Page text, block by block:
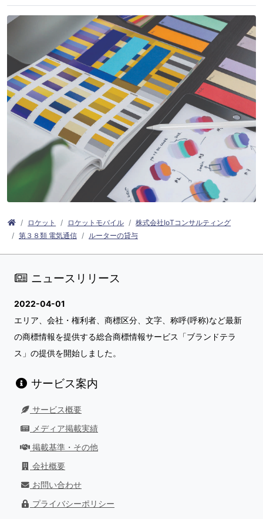
ロケット ロケットモバイル
株式会社IoTコンサルティング
第３８類 電気通信
ルーターの貸与
ニュースリリース
2022-04-01
エリア、会社・権利者、商標区分、文字、称呼(呼称)など最新
の商標情報を提供する総合商標情報サービス「ブランドテラ
ス」の提供を開始しました。
サービス案内
サービス概要
メディア掲載実績
掲載基準・その他
会社概要
お問い合わせ
プライバシーポリシー